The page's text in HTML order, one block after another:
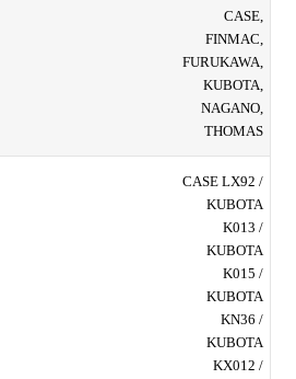
CASE,
FINMAC,
FURUKAWA,
KUBOTA,
NAGANO,
THOMAS
CASE LX92 /
KUBOTA
K013 /
KUBOTA
K015 /
KUBOTA
KN36 /
KUBOTA
KX012 /